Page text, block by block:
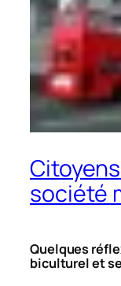
société
Quelques
biculturel et